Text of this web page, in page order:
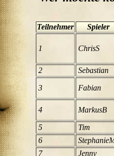
Teilnehmer Spieler
1 ChrisS
2 Sebastian
3 Fabian
4 MarkusB
5
Tim
6
7
Jenny